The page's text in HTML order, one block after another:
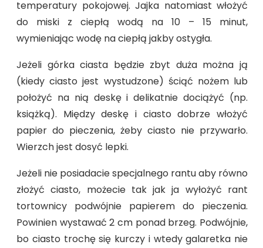
temperatury pokojowej. Jajka natomiast włożyć
do miski z ciepłą wodą na 10 – 15 minut,
wymieniając wodę na ciepłą jakby ostygła.
Jeżeli górka ciasta będzie zbyt duża można ją
(kiedy ciasto jest wystudzone) ściąć nożem lub
położyć na nią deskę i delikatnie dociążyć (np.
książką). Między deskę i ciasto dobrze włożyć
papier do pieczenia, żeby ciasto nie przywarło.
Wierzch jest dosyć lepki.
Jeżeli nie posiadacie specjalnego rantu aby równo
złożyć ciasto, możecie tak jak ja wyłożyć rant
tortownicy podwójnie papierem do pieczenia.
Powinien wystawać 2 cm ponad brzeg. Podwójnie,
bo ciasto trochę się kurczy i wtedy galaretka nie